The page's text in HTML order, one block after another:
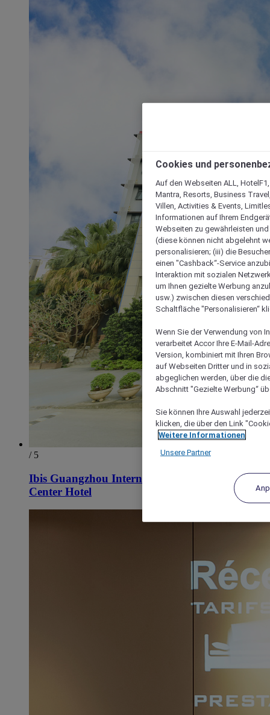
/ 5
Ibis Guangzhou International Exhibition
Center Hotel
Cookies und
Auf den Webseiten ALL,
Mantra, Resorts, Business
Villen, Activities & Events,
Informationen auf Ihrem
Webseiten zu gewährleisten
(diese können nicht abgelehnt
personalisieren; (iii) die
einen "Cashback“-Service
Interaktion mit sozialen
um Ihnen gezielte Werbung
usw.) zwischen diesen
Schaltfläche "Personalisieren“
Wenn Sie der Verwendung von
verarbeitet Accor Ihre E-Mail-
Version, kombiniert mit Ihren
auf Webseiten Dritter und in
abgeglichen werden, über die
Abschnitt "Gezielte Werbung“
Sie können Ihre Auswahl
klicken, die über den Link
Weitere Informationen
Unsere Partner